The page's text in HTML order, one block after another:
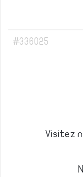
#336025
Visitez